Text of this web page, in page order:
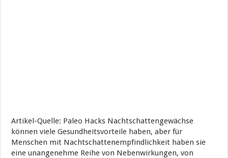
Artikel-Quelle: Paleo Hacks Nachtschattengewächse
können viele Gesundheitsvorteile haben, aber für
Menschen mit Nachtschattenempfindlichkeit haben sie
eine unangenehme Reihe von Nebenwirkungen, von